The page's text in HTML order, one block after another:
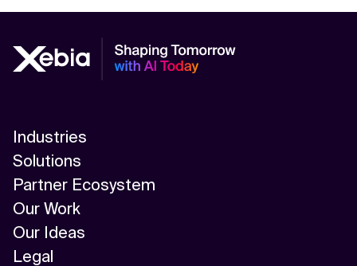
Industries
Solutions
Partner Ecosystem
Our Work
Our Ideas
Legal